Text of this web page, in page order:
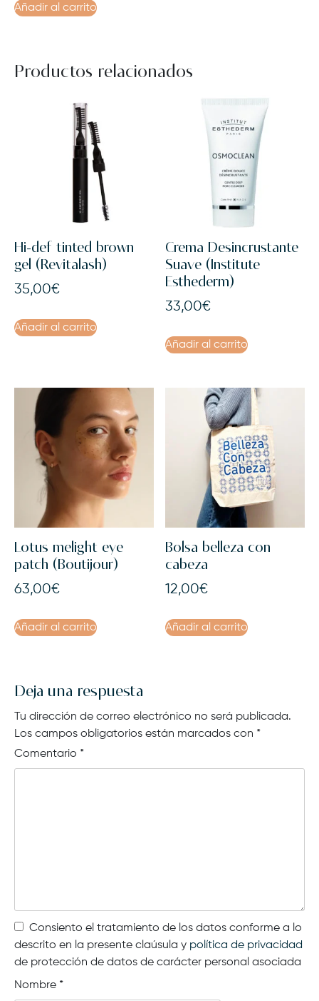
Añadir al carrito
Productos relacionados
Hi-def tinted brown
gel (Revitalash)
35,00€
Añadir al carrito
Crema Desincrustante
Suave (Institute
Esthederm)
33,00€
Añadir al carrito
Lotus melight eye
patch (Boutijour)
63,00€
Añadir al carrito
Bolsa belleza con
cabeza
12,00€
Añadir al carrito
Deja una respuesta
Tu dirección de correo electrónico no será publicada.
Los campos obligatorios están marcados con *
Comentario *
Consiento el tratamiento de los datos conforme a lo
descrito en la presente claúsula y política de privacidad
de protección de datos de carácter personal asociada
Nombre *